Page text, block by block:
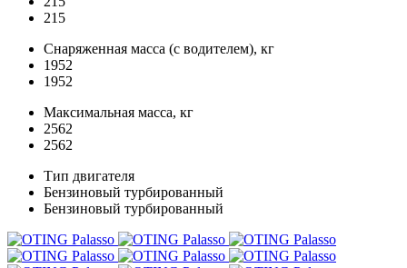
215
Снаряженная масса (с водителем), кг
1952
1952
Максимальная масса, кг
2562
2562
Тип двигателя
Бензиновый турбированный
Бензиновый турбированный